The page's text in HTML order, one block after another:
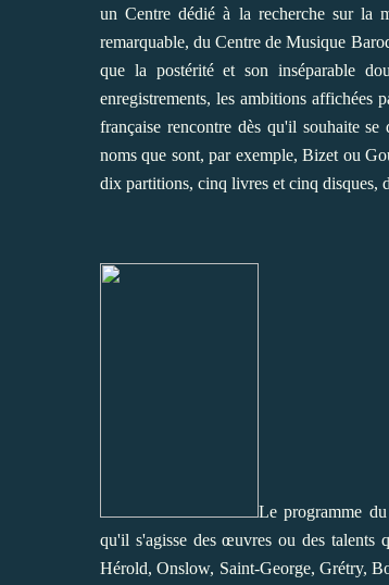
un Centre dédié à la recherche sur la
remarquable, du Centre de Musique
que la postérité et son inséparable
enregistrements, les ambitions affichées
française rencontre dès qu'il souhaite
noms que sont, par exemple, Bizet ou
dix partitions, cinq livres et cinq disques,
Le programme
qu'il s'agisse des œuvres ou des talents
Hérold, Onslow, Saint-George, Grétry,